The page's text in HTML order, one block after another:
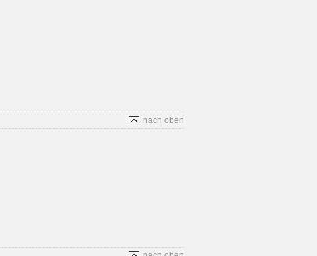
nach oben